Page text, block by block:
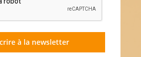
à la newsletter